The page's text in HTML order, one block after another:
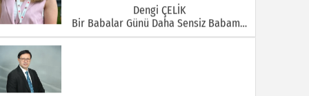
Dengi ÇELİK
Bir Babalar Günü Daha Sensiz Babam…